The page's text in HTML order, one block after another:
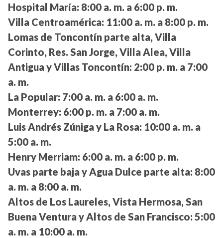
Hospital María: 8:00 a. m. a 6:00 p. m.
Villa Centroamérica: 11:00 a. m. a 8:00 p. m.
Lomas de Toncontín parte alta, Villa
Corinto, Res. San Jorge, Villa Alea, Villa
Antigua y Villas Toncontín: 2:00 p. m. a 7:00
a. m.
La Popular: 7:00 a. m. a 6:00 a. m.
Monterrey: 6:00 p. m. a 7:00 a. m.
Luis Andrés Zúniga y La Rosa: 10:00 a. m. a
5:00 a. m.
Henry Merriam: 6:00 a. m. a 6:00 p. m.
Uvas parte baja y Agua Dulce parte alta: 8:00
a. m. a 8:00 a. m.
Altos de Los Laureles, Vista Hermosa, San
Buena Ventura y Altos de San Francisco: 5:00
a. m. a 10:00 a. m.